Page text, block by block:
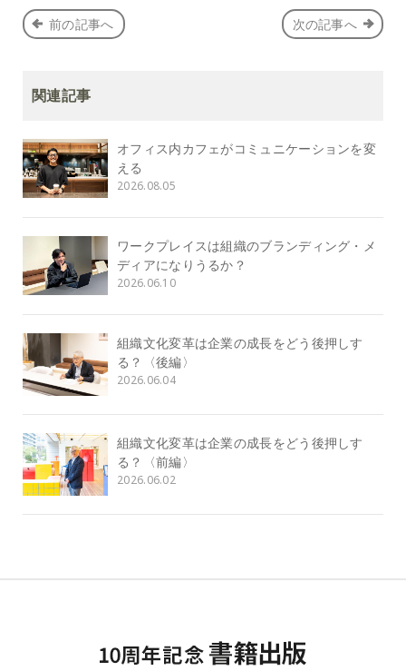
前の記事へ 次の記事へ
関連記事
オフィス内カフェがコミュニケーションを変
える
2026.08.05
ワークプレイスは組織のブランディング・メ
ディアになりうるか？
2026.06.10
組織文化変革は企業の成長をどう後押しす
る？〈後編〉
2026.06.04
組織文化変革は企業の成長をどう後押しす
る？〈前編〉
2026.06.02